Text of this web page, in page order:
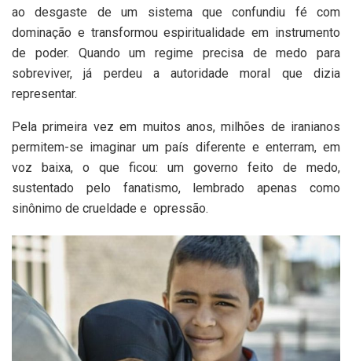
ao desgaste de um sistema que confundiu fé com
dominação e transformou espiritualidade em instrumento
de poder. Quando um regime precisa de medo para
sobreviver, já perdeu a autoridade moral que dizia
representar.
Pela primeira vez em muitos anos, milhões de iranianos
permitem-se imaginar um país diferente e enterram, em
voz baixa, o que ficou: um governo feito de medo,
sustentado pelo fanatismo, lembrado apenas como
sinônimo de crueldade e opressão.